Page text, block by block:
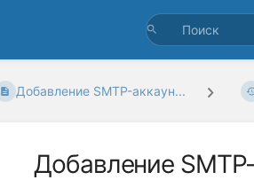
Добавление SMTP-аккаун...
Добавление